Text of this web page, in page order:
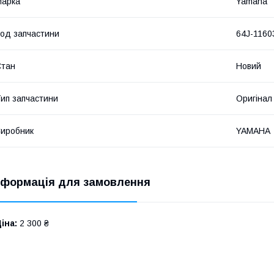
запчастини 64J-
Новий
запчастини Оригінал
YAMAHA
для замовлення
2 300 ₴